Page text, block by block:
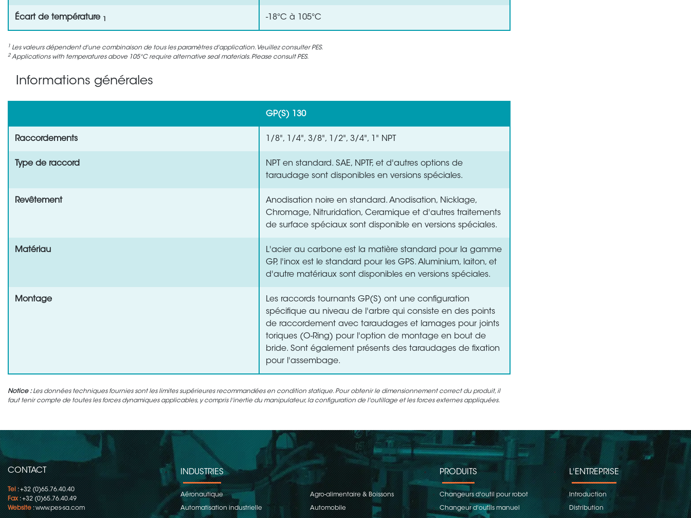
Écart de température -18°C à 105°C
1 Les valeurs dépendent d'une combinaison de tous les paramètres d'application. Veuillez consulter PES.
2 Applications with temperatures above 105°C require alternative seal materials. Please consult PES.
Informations générales
GP(S) 130
Raccordements 1/8", 1/4", 3/8", 1/2", 3/4", 1" NPT
Type de raccord
NPT en standard. SAE, NPTF, et d'autres options de
taraudage sont disponibles en versions spéciales.
Revêtement
Anodisation noire en standard. Anodisation, Nicklage,
Chromage, Nitruridation, Ceramique et d'autres traitements
de surface spéciaux sont disponible en versions spéciales.
Matériau
L'acier au carbone est la matière standard pour la gamme
GP, l'inox est le standard pour les GPS. Aluminium, laiton, et
d'autre matériaux sont disponibles en versions spéciales.
Montage
Les raccords tournants GP(S) ont une configuration
spécifique au niveau de l'arbre qui consiste en des points
de raccordement avec taraudages et lamages pour joints
toriques (O-Ring) pour l'option de montage en bout de
bride. Sont également présents des taraudages de fixation
pour l'assembage.
Notice :Les données techniques fournies sont les limites supérieures recommandées en condition statique. Pour obtenir le dimensionnement correct du produit, il
faut tenir compte de toutes les forces dynamiques applicables, y compris l'inertie du manipulateur, la configuration de l'outillage et les forces externes appliquées.
CONTACT
Tel: +32 (0)65.76.40.40
Fax: +32 (0)65.76.40.49
Website:www.pes-sa.com
INDUSTRIES
Aéronautique Agro-alimentaire & Boissons
Automatisation industrielle Automobile
PRODUITS
Changeurs d'outil pour robot
Changeur d'outils manuel
L'ENTREPRISE
Introduction
Distribution